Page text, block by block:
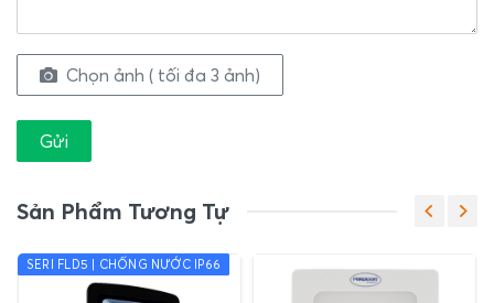
Chọn ảnh ( tối đa 3 ảnh)
Gửi
Sản Phẩm Tương Tự
SERI FLD5 | CHỐNG NƯỚC IP66